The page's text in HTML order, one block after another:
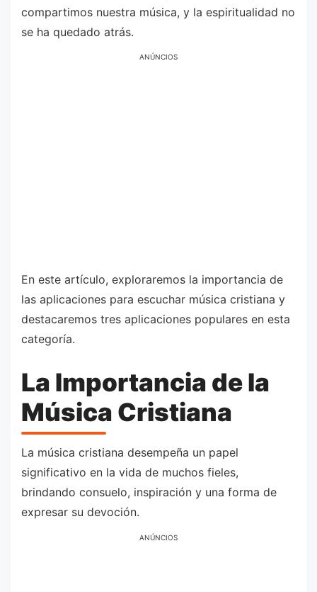
compartimos nuestra música, y la espiritualidad no
se ha quedado atrás.
ANÚNCIOS
En este artículo, exploraremos la importancia de
las aplicaciones para escuchar música cristiana y
destacaremos tres aplicaciones populares en esta
categoría.
La Importancia de la
Música Cristiana
La música cristiana desempeña un papel
significativo en la vida de muchos fieles,
brindando consuelo, inspiración y una forma de
expresar su devoción.
ANÚNCIOS